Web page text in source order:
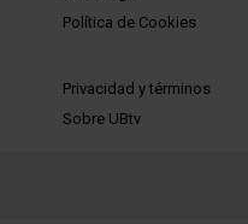
Política de Cookies
PEU 2
Privacidad y términos
Sobre UBtv